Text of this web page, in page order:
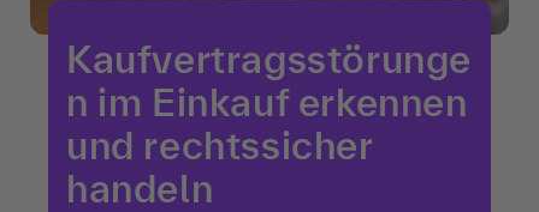
Kaufvertragsstörunge
n im Einkauf erkennen
und rechtssicher
handeln